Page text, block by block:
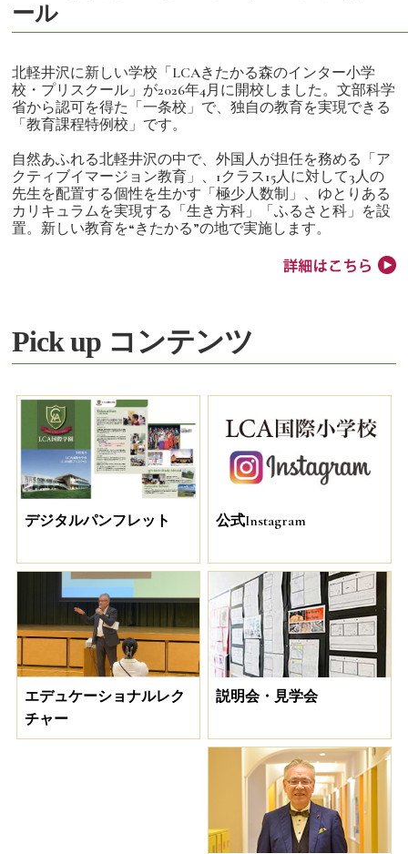
ール
北軽井沢に新しい学校「LCAきたかる森のインター小学
校・プリスクール」が2026年4月に開校しました。文部科学
省から認可を得た「一条校」で、独自の教育を実現できる
「教育課程特例校」です。
自然あふれる北軽井沢の中で、外国人が担任を務める「ア
クティブイマージョン教育」、1クラス15人に対して3人の
先生を配置する個性を生かす「極少人数制」、ゆとりある
カリキュラムを実現する「生き方科」「ふるさと科」を設
置。新しい教育を“きたかる”の地で実施します。
Pick up コンテンツ
デジタルパンフレット 公式Instagram
エデュケーショナルレク
チャー
説明会・見学会